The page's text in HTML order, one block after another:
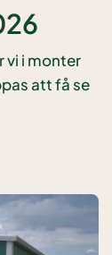
vi i monter
att få se